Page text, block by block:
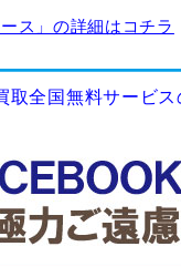
ス」の詳細はコチラ
取全国無料サービ